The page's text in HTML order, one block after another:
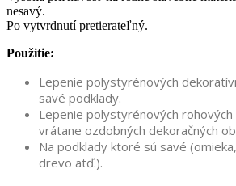
nesavý.
Po vytvrdnutí pretierateľný.
Použitie:
Lepenie polystyrénových
savé podklady.
Lepenie polystyrénových rohových
vrátane ozdobných dekoračných
Na podklady ktoré sú savé
drevo atď.).